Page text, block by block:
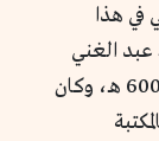
في هذا
الغني
عبد الواحد بن علي المقدسي، المتوفى سنة 600 هـ، وكان